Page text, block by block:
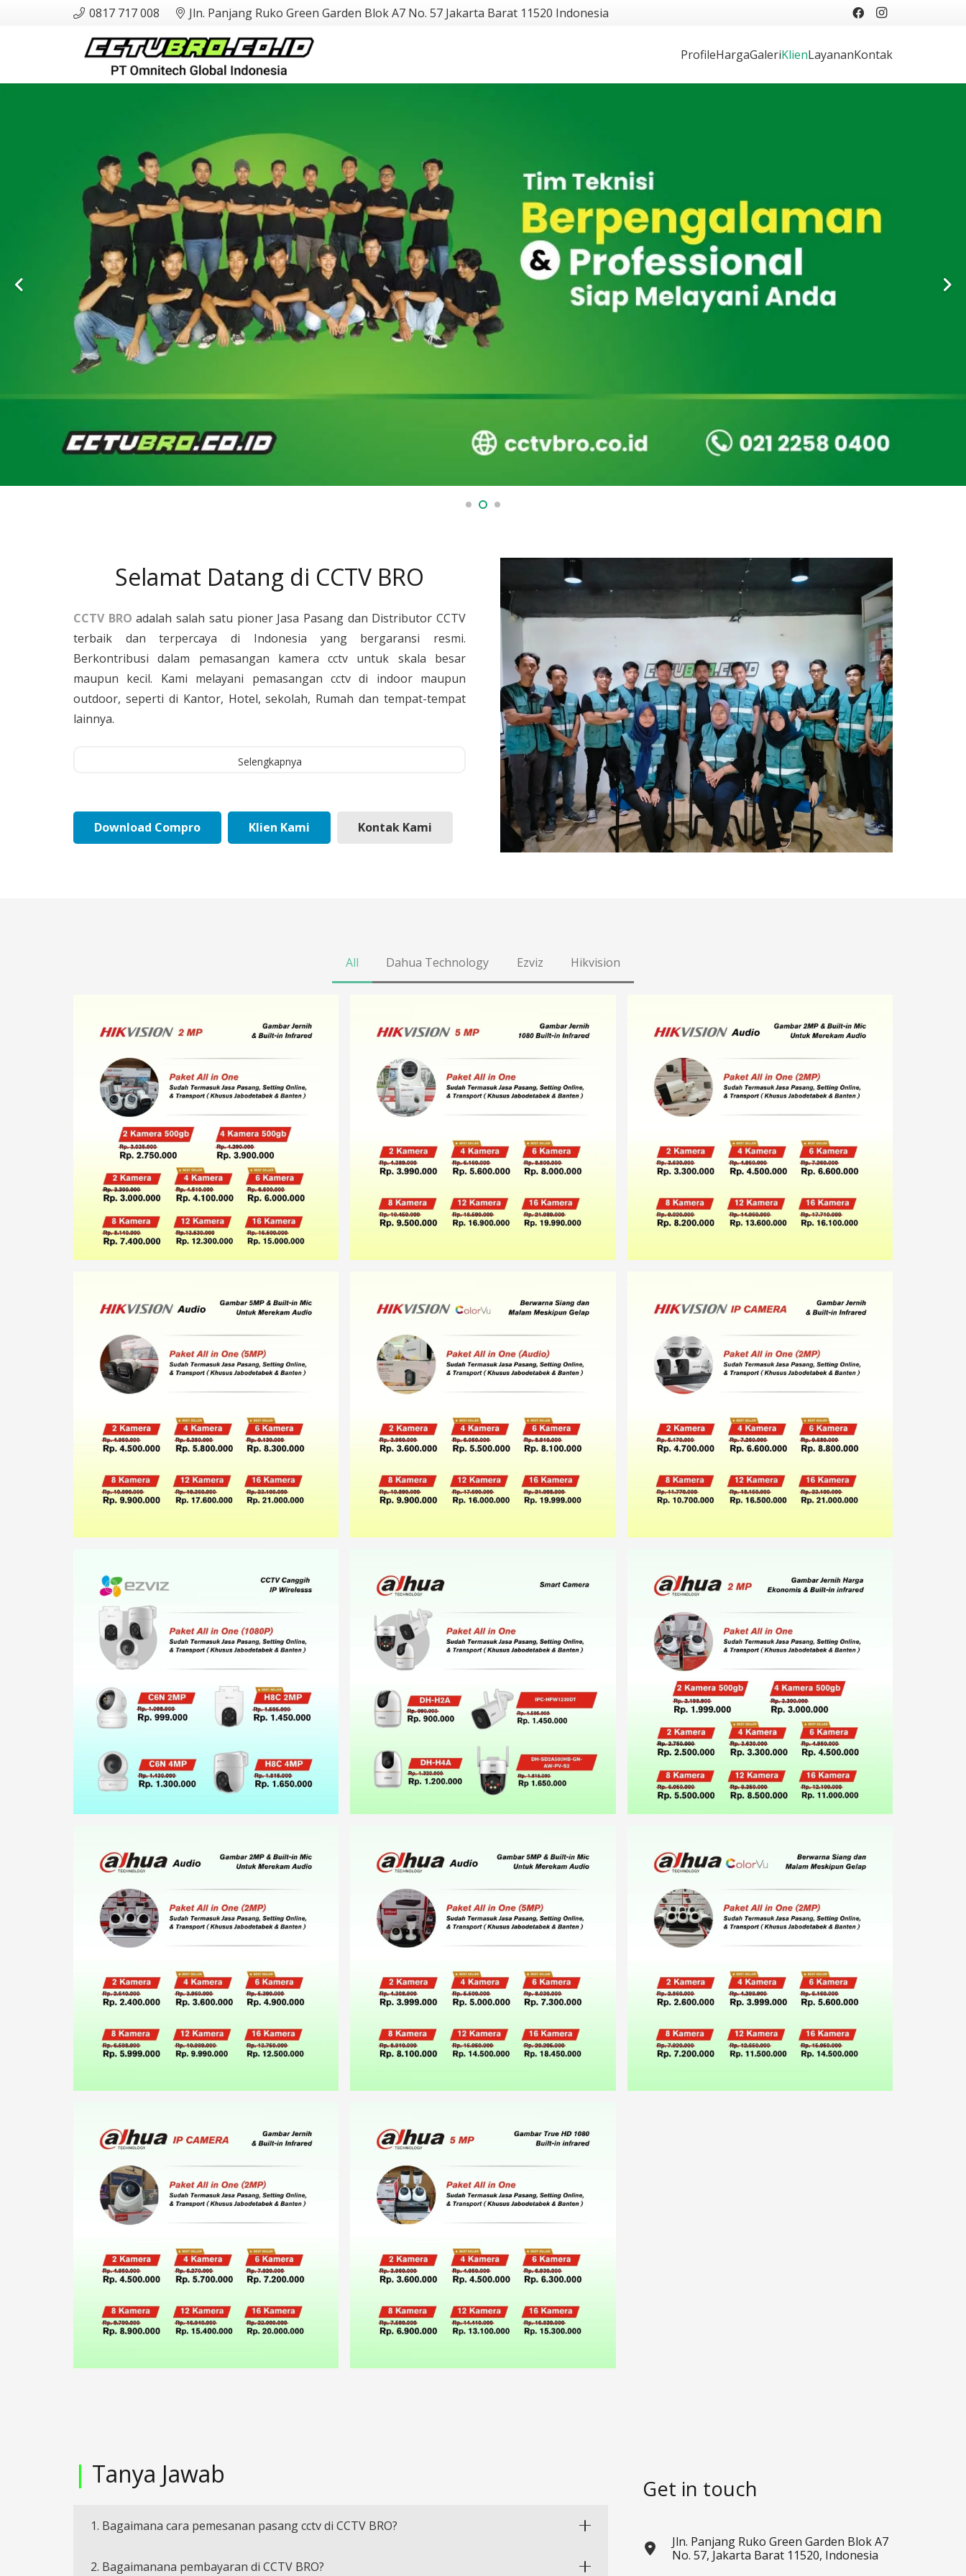
0817 717 008 Jln. Panjang Ruko Green Garden Blok A7 No. 57 Jakarta Barat 11520 Indonesia
ProfileHargaGaleriKlienLayananKontak
Selamat Datang di CCTV BRO
CCTV BRO adalah salah satu pioner Jasa Pasang dan Distributor CCTV
terbaik dan terpercaya di Indonesia yang bergaransi resmi.
Berkontribusi dalam pemasangan kamera cctv untuk skala besar
maupun kecil. Kami melayani pemasangan cctv di indoor maupun
outdoor, seperti di Kantor, Hotel, sekolah, Rumah dan tempat-tempat
lainnya.
Selengkapnya
Download Compro Klien Kami Kontak Kami
All Dahua Technology Ezviz Hikvision
| Tanya Jawab
1. Bagaimana cara pemesanan pasang cctv di CCTV BRO?
2. Bagaimanana pembayaran di CCTV BRO?
Get in touch
Jln. Panjang Ruko Green Garden Blok A7
No. 57, Jakarta Barat 11520, Indonesia